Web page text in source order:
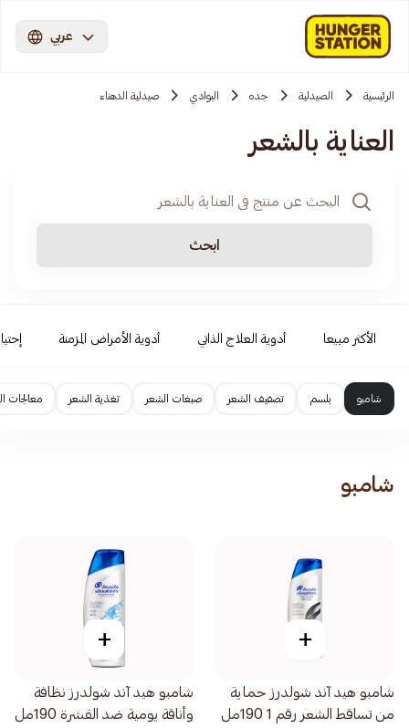
عربي
الرئيسية الصيدلية جده البوادي صيدلية الدهناء
العناية بالشعر
ابحث
الأكثر مبيعا أدوية العلاج الذاتي أدوية الأمراض المزمنة
شامبو بلسم تصفيف الشعر صبغات الشعر تغذية الشعر معالجات
شامبو
+
شامبو هيد آند شولدرز حماية
من تساقط الشعر رقم 1 190مل
+
شامبو هيد آند شولدرز نظافة
وأناقة يومية ضد القشرة 190مل